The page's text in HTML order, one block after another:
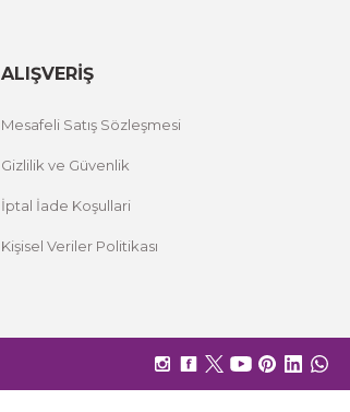
ALIŞVERİŞ
Mesafeli Satış Sözleşmesi
Gizlilik ve Güvenlik
İptal İade Koşullari
Kişisel Veriler Politikası